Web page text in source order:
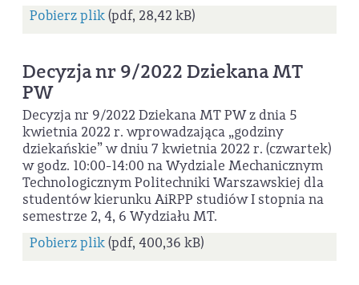
Pobierz plik(pdf, 28,42 kB)
Decyzja nr 9/2022 Dziekana MT
PW
Decyzja nr 9/2022 Dziekana MT PW z dnia 5
kwietnia 2022 r. wprowadzająca „godziny
dziekańskie” w dniu 7 kwietnia 2022 r. (czwartek)
w godz. 10:00-14:00 na Wydziale Mechanicznym
Technologicznym Politechniki Warszawskiej dla
studentów kierunku AiRPP studiów I stopnia na
semestrze 2, 4, 6 Wydziału MT.
Pobierz plik(pdf, 400,36 kB)